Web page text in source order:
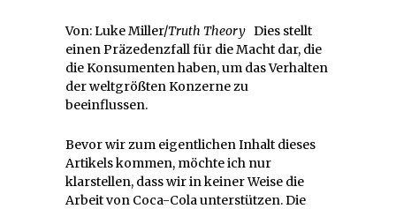
Von: Luke Miller/Truth Theory Dies stellt
einen Präzedenzfall für die Macht dar, die
die Konsumenten haben, um das Verhalten
der weltgrößten Konzerne zu
beeinflussen.
Bevor wir zum eigentlichen Inhalt dieses
Artikels kommen, möchte ich nur
klarstellen, dass wir in keiner Weise die
Arbeit von Coca-Cola unterstützen. Die